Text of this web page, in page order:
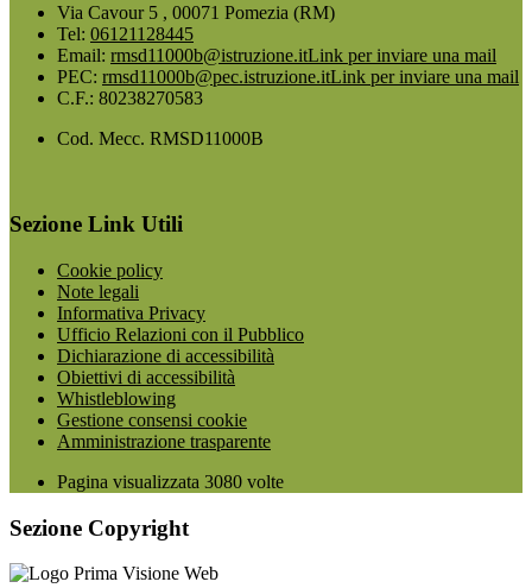
Via Cavour 5 , 00071 Pomezia (RM)
Tel: 06121128445
Email: rmsd11000b@istruzione.itLink per inviare una mail
PEC: rmsd11000b@pec.istruzione.itLink per inviare una mail
C.F.: 80238270583
Cod. Mecc. RMSD11000B
Sezione Link Utili
Cookie policy
Note legali
Informativa Privacy
Ufficio Relazioni con il Pubblico
Dichiarazione di accessibilità
Obiettivi di accessibilità
Whistleblowing
Gestione consensi cookie
Amministrazione trasparente
Pagina visualizzata 3080 volte
Sezione Copyright